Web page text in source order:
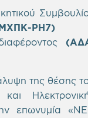
ΡΗ7)
της θέσης
επωνυμία